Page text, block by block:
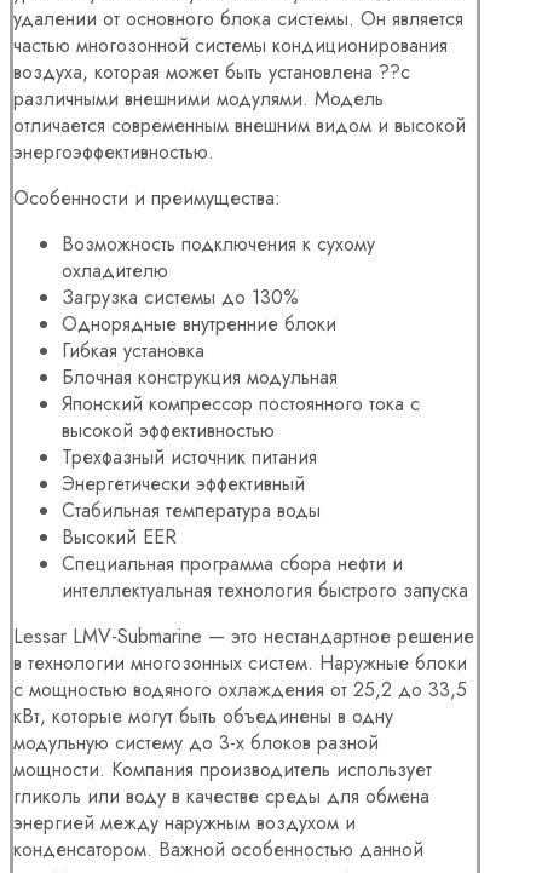
удалении от основного блока системы. Он является
частью многозонной системы кондиционирования
воздуха, которая может быть установлена ??с
различными внешними модулями. Модель
отличается современным внешним видом и высокой
энергоэффективностью.
Особенности и преимущества:
Возможность подключения к сухому
охладителю
Загрузка системы до 130%
Однорядные внутренние блоки
Гибкая установка
Блочная конструкция модульная
Японский компрессор постоянного тока с
высокой эффективностью
Трехфазный источник питания
Энергетически эффективный
Стабильная температура воды
Высокий EER
Специальная программа сбора нефти и
интеллектуальная технология быстрого запуска
Lessar LMV-Submarine — это нестандартное решение
в технологии многозонных систем. Наружные блоки
с мощностью водяного охлаждения от 25,2 до 33,5
кВт, которые могут быть объединены в одну
модульную систему до 3-х блоков разной
мощности. Компания производитель использует
гликоль или воду в качестве среды для обмена
энергией между наружным воздухом и
конденсатором. Важной особенностью данной